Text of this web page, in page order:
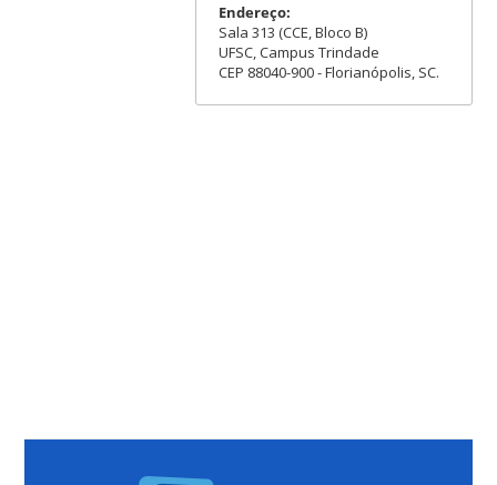
Endereço:
Sala 313 (CCE, Bloco B)
UFSC, Campus Trindade
CEP 88040-900 - Florianópolis, SC.